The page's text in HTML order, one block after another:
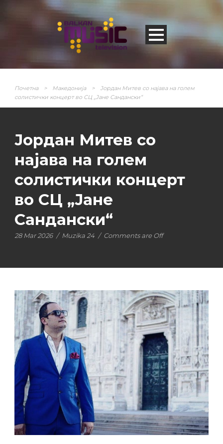
Почетна > Македонија >
Јордан Митев со најава на голем
солистички концерт во СЦ „Јане Сандански“
Јордан Митев со
најава на голем
солистички концерт
во СЦ „Јане
Сандански“
28 Mar 2026 / Muzika 24 / Comments are Off